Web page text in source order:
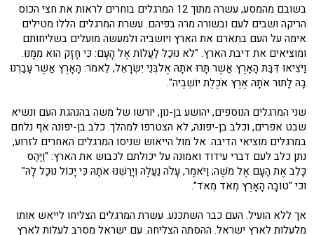
בשובם מהמסע, עשרה מתוך 12 המרגלים בוחרים לראות את חצי הכוס
הריקה ושבים לעם ובשורה מרה בפיהם. עשרת המרגלים הללו מטילים
אימה על העם בתארם את הארץ ויושביה ולמעשה מועלים בשליחותם
ומוציאים את דיבת הארץ. "לֹא נוּכַל לַעֲלוֹת אֶל הָעָם: כִּי חָזָק הוּא מִמֶּנּוּ.
וַיֹּצִיאוּ דִּבַּת הָאָרֶץ אֲשֶׁר תָּרוּ אֹתָהּ אֶלבְּנֵי יִשְׂרָאֵל, לֵאמֹר: הָאָרֶץ אֲשֶׁר עָבַרְנוּ
בָהּ לָתוּר אֹתָהּ אֶרֶץ אֹכֶלֶת יוֹשְׁבֶיה".
שני המרגלים הנוספים, יהושע בן-נון, יורשו של משה בהנהגת העם ונשיא
שבט אפרים, וכלב בן-יפונה, לא הצטרפו למהלך. כלב בן-יפונה אף נלחם
במרגלים מוציאי הדיבה. אל מול הייאוש שניסו המרגלים האחרים לזרוע,
נתן כלב לעם דברי עידוד ואמונה על יכולתם לכבוש את הארץ: "וַיַּהַס
כָּלֵב אֶת הָעָם אֶל מֹשֶׁה; וַיֹּאמֶר, עָלֹה נַעֲלֶה וְיָרַשְׁנוּ אֹתָהּ כִּי יָכוֹל נוּכַל לָהּ"
וכי "טוֹבָה הָאָרֶץ מְאֹד מְאֹד".
אך ללא הועיל. העם כבר השתכנע. עשרת המרגלים הצליחו לייאש אותו
מלעלות לארץ ישראל. ההסתה הצליחה. עם ישראל מסרב לעלות לארץ